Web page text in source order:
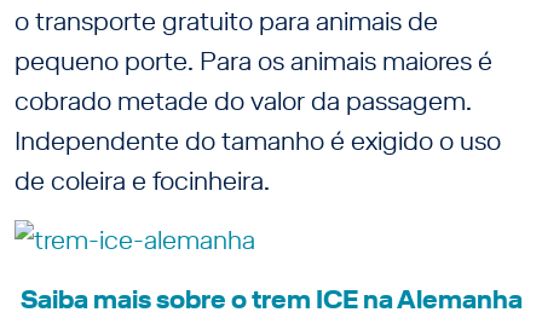
o transporte gratuito para animais de
pequeno porte. Para os animais maiores é
cobrado metade do valor da passagem.
Independente do tamanho é exigido o uso
de coleira e focinheira.
Saiba mais sobre o trem ICE na Alemanha